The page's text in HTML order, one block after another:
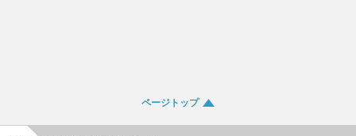
ページトップ